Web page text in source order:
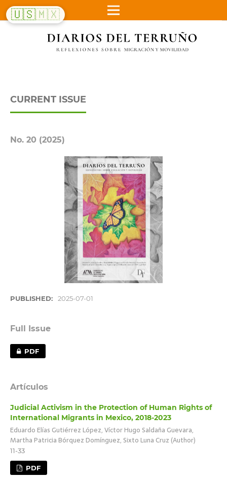
🇺🇸🇲🇽
CURRENT ISSUE
No. 20 (2025)
PUBLISHED: 2025-07-01
Full Issue
PDF
Artículos
Judicial Activism in the Protection of Human Rights of
International Migrants in Mexico, 2018-2023
Eduardo Elías Gutiérrez López, Víctor Hugo Saldaña Guevara,
Martha Patricia Bórquez Domínguez, Sixto Luna Cruz (Author)
11-33
PDF